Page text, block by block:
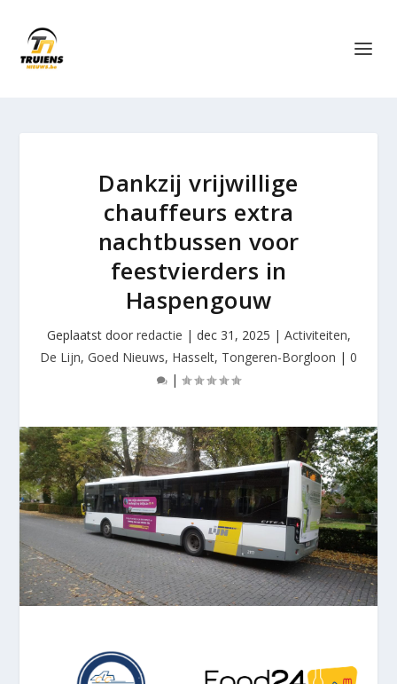
Dankzij vrijwillige
chauffeurs extra
nachtbussen voor
feestvierders in
Haspengouw
Geplaatst door redactie | dec 31, 2025 | Activiteiten,
De Lijn, Goed Nieuws, Hasselt, Tongeren-Borgloon | 0
|